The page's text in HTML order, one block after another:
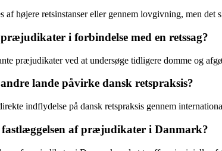
højere retsinstanser eller gennem lovgivning, men
i forbindelse med en retssag?
præjudikater ved at undersøge tidligere domme og
lande påvirke dansk retspraksis?
indflydelse på dansk retspraksis gennem
af præjudikater i Danmark?